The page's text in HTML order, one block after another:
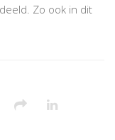
Zo ook in dit